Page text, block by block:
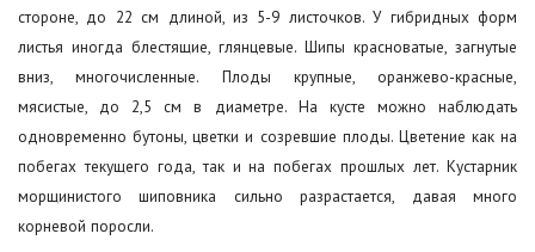
стороне, до 22 см длиной, из 5-9 листочков. У гибридных форм
листья иногда блестящие, глянцевые. Шипы красноватые, загнутые
вниз, многочисленные. Плоды крупные, оранжево-красные,
мясистые, до 2,5 см в диаметре. На кусте можно наблюдать
одновременно бутоны, цветки и созревшие плоды. Цветение как на
побегах текущего года, так и на побегах прошлых лет. Кустарник
морщинистого шиповника сильно разрастается, давая много
корневой поросли.